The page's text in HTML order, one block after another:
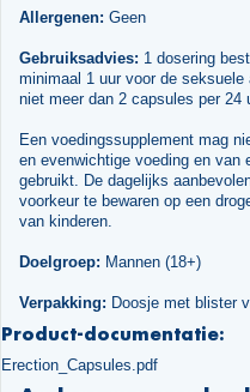
Allergenen: Geen
Gebruiksadvies: 1 dosering
minimaal 1 uur voor de
niet meer dan 2 capsules per 24
Een voedingssupplement mag
en evenwichtige voeding en van
gebruikt. De dagelijks
voorkeur te bewaren op een
van kinderen.
Doelgroep: Mannen (18+)
Verpakking: Doosje met blister
Product-documentatie:
Erection_Capsules.pdf